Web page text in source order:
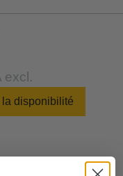
excl.
la disponibilité